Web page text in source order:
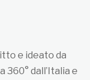
e ideato da
dall’Italia e